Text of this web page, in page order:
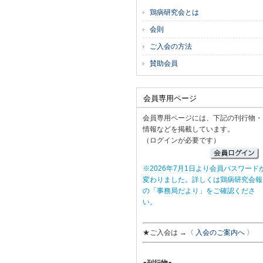
鶏病研究会とは
会則
ご入会の方法
賛助会員
会員専用ページ
会員専用ページには、下記の刊行物・
情報などを掲載しています。
（ログインが必要です）
※2026年7月1日より会員パスワード
変わりました。詳しくは鶏病研究会報
の「事務局だより」をご確認くださ
い。
★ご入会は → 〈 入会のご案内へ 〉